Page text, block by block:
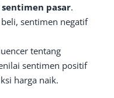
sentimen pasar.
sentimen negatif
tentang
sentimen positif
harga naik.